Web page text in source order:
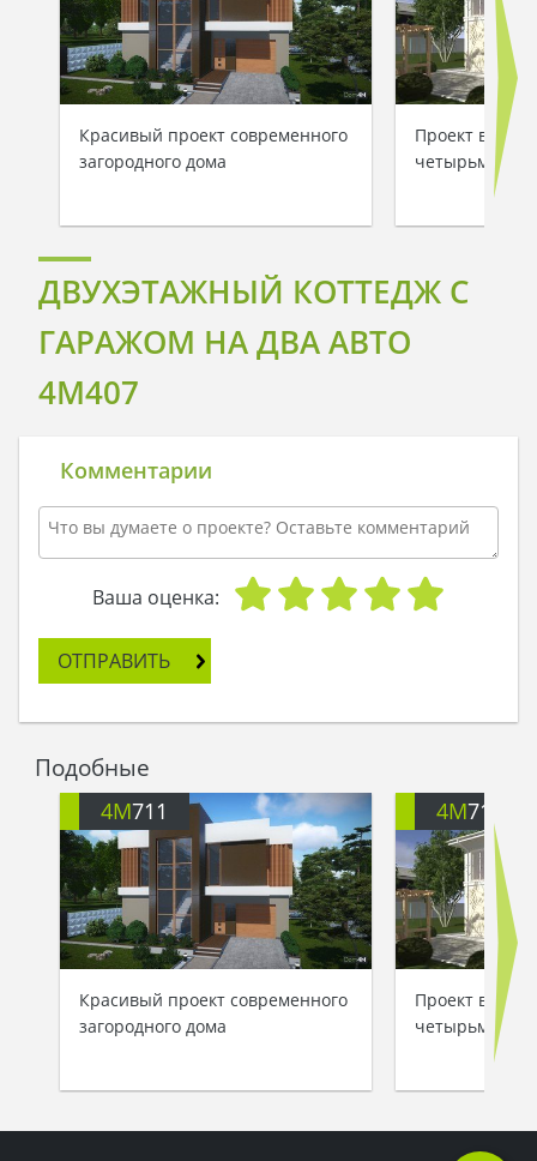
Красивый проект современного
загородного дома
Проект
четырьмя
ДВУХЭТАЖНЫЙ КОТТЕДЖ С
ГАРАЖОМ НА ДВА АВТО
4M407
Комментарии
Ваша оценка:
ОТПРАВИТЬ
Подобные
4M711
Красивый проект современного
загородного дома
4M713
Проект
четырьмя